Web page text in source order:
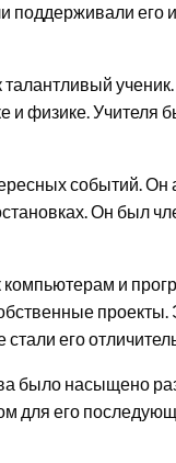
поддерживали его
и физике. Учителя
событий. Он
Он был
компьютерам и
проекты.
стали его
было насыщено
для его